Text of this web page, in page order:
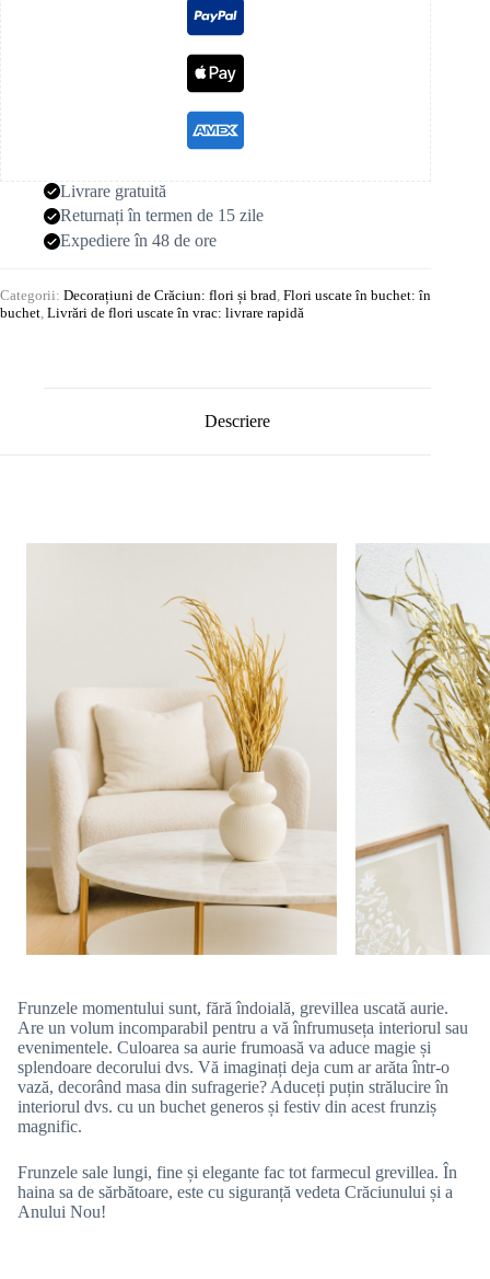
Livrare gratuită
Returnați în termen de 15 zile
Expediere în 48 de ore
Categorii: Decorațiuni de Crăciun: flori și brad, Flori uscate în buchet: în
buchet, Livrări de flori uscate în vrac: livrare rapidă
Descriere
Frunzele momentului sunt, fără îndoială, grevillea uscată aurie.
Are un volum incomparabil pentru a vă înfrumuseța interiorul sau
evenimentele. Culoarea sa aurie frumoasă va aduce magie și
splendoare decorului dvs. Vă imaginați deja cum ar arăta într-o
vază, decorând masa din sufragerie? Aduceți puțin strălucire în
interiorul dvs. cu un buchet generos și festiv din acest frunziș
magnific.
Frunzele sale lungi, fine și elegante fac tot farmecul grevillea. În
haina sa de sărbătoare, este cu siguranță vedeta Crăciunului și a
Anului Nou!